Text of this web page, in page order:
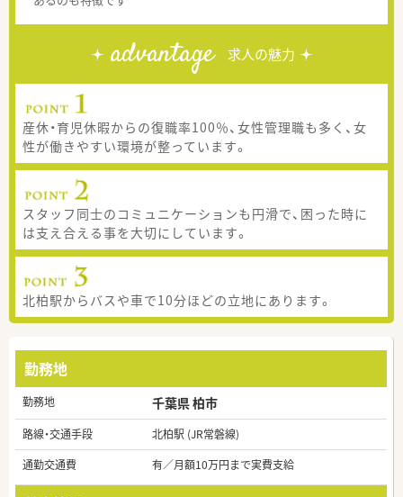
advantage 求人の魅力
産休・育児休暇からの復職率100％、女性管理職も多く、女
性が働きやすい環境が整っています。
スタッフ同士のコミュニケーションも円滑で、困った時に
は支え合える事を大切にしています。
北柏駅からバスや車で10分ほどの立地にあります。
勤務地
勤務地 千葉県 柏市
路線・交通手段
北柏駅 (JR常磐線)
通勤交通費
有／月額10万円まで実費支給